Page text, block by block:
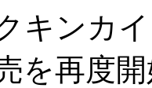
キンカ
を再度